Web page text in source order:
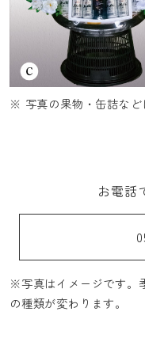
※ 写真の果物・缶詰など
お電話
※写真はイメージです。
の種類が変わります。